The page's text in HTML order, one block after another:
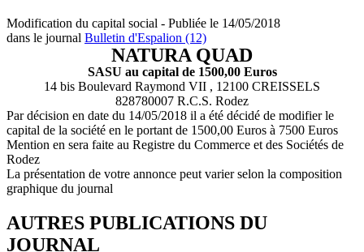
Modification du capital social - Publiée le 14/05/2018
dans le journal Bulletin d'Espalion (12)
NATURA QUAD
SASU au capital de 1500,00 Euros
14 bis Boulevard Raymond VII , 12100 CREISSELS
828780007 R.C.S. Rodez
Par décision en date du 14/05/2018 il a été décidé de modifier le
capital de la société en le portant de 1500,00 Euros à 7500 Euros
Mention en sera faite au Registre du Commerce et des Sociétés de
Rodez
La présentation de votre annonce peut varier selon la composition
graphique du journal
AUTRES PUBLICATIONS DU
JOURNAL